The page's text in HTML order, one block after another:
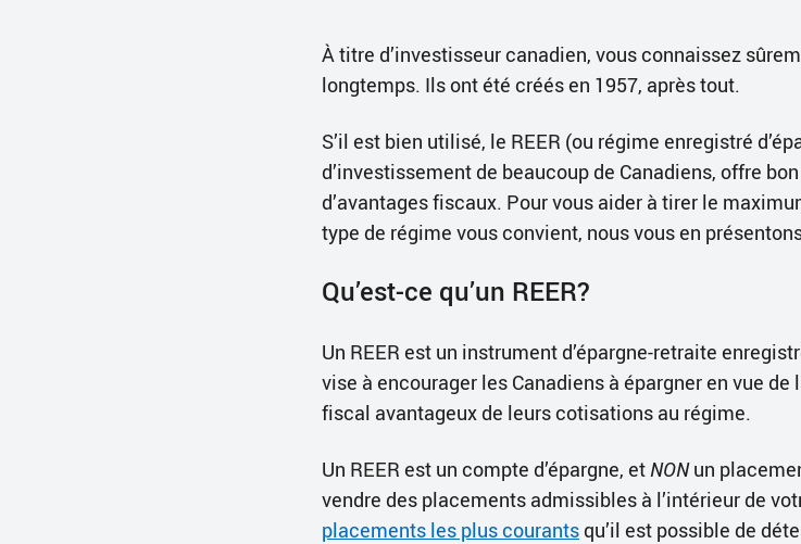
À titre d’investisseur canadien, vous connaissez
longtemps. Ils ont été créés en 1957, après tout.
S’il est bien utilisé, le REER (ou régime enregistré
d’investissement de beaucoup de Canadiens, offre
d’avantages fiscaux. Pour vous aider à tirer le
type de régime vous convient, nous vous en
Qu’est-ce qu’un REER?
Un REER est un instrument d’épargne-retraite
vise à encourager les Canadiens à épargner en vue
fiscal avantageux de leurs cotisations au régime.
Un REER est un compte d’épargne, et NONun
vendre des placements admissibles à l’intérieur de
placements les plus courantsqu’il est possible de